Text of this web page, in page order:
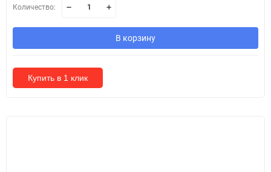
Количество:
В корзину
Купить в 1 клик